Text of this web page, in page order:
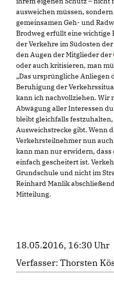
ausweichen müssen,
gemeinsamen Geh- und
Brodweg erfüllt eine
der Verkehre im Südosten
den Augen der Mitglieder der
oder auch kritisieren, man
Das ursprüngliche Anliegen
Beruhigung der
kann ich nachvollziehen. Wir
Abwägung aller Interessen
bleibt gleichfalls
Ausweichstrecke gibt. Wenn
Verkehrsteilnehmer nun
kann man nur erwidern,
einfach gescheitert ist.
Grundschule und nicht im
Reinhard Manlik
Mitteilung.
18.05.2016, 16:30 Uhr
Verfasser: Thorsten